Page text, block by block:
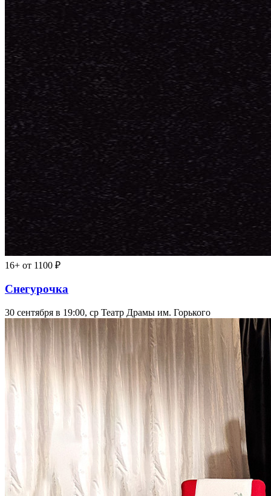
16+ от 1100 ₽
Снегурочка
30 сентября в 19:00, ср Театр Драмы им. Горького